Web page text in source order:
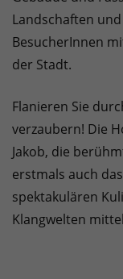
Landschaften
BesucherInnen
der Stadt.
Flanieren Sie
verzaubern! Die
Jakob, die
erstmals auch
spektakulären
Klangwelten